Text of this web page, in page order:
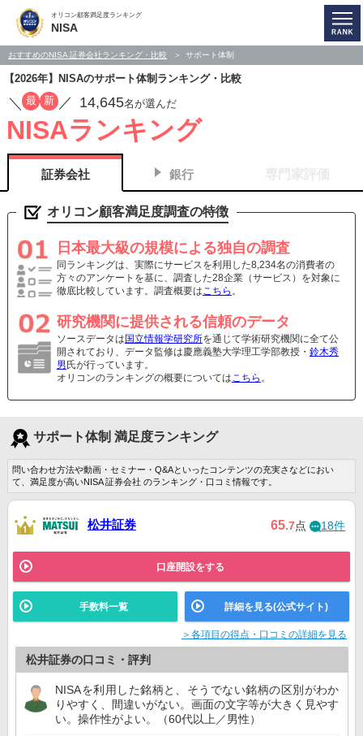
オリコン顧客満足度ランキング
NISA
おすすめのNISA 証券会社ランキング・比較 サポート体制
【2026年】NISAのサポート体制ランキング・比較
／ 最 新 ／ 14,645名が選んだ
NISAランキング
証券会社 銀行
オリコン顧客満足度調査の特徴
日本最大級の規模による独自の調査
同ランキングは、実際にサービスを利用した8,234名の消費者の
方々のアンケートを基に、調査した28企業（サービス）を対象に
徹底比較しています。調査概要はこちら 。
研究機関に提供される信頼のデータ
ソースデータは国立情報学研究所を通じて学術研究機関に全て公
開されており、データ監修は慶應義塾大学理工学部教授・ 鈴木秀
男氏が行っています。
オリコンのランキングの概要については こちら 。
サポート体制 満足度ランキング
問い合わせ方法や動画・セミナー・Q&Aといったコンテンツの充実さなどにおい
て、満足度が高いNISA 証券会社 のランキング・口コミ情報です。
松井証券 65.7点 18件
口座開設をする
手数料一覧 詳細を見る(公式サイト)
＞各項目の得点・口コミの詳細を見る
松井証券の口コミ・評判
NISAを利用した銘柄と、そうでない銘柄の区別がわか
りやすく、間違いがない。画面の文字等が大きく見やす
い。操作性がよい。（60代以上／男性）